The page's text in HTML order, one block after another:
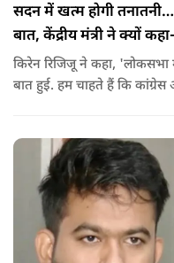
सदन में खत्म होगी
बात, केंद्रीय मंत्री ने क्यों
किरेन रिजिजू ने कहा, 'लोकसभा
बात हुई. हम चाहते हैं कि कांग्रेस